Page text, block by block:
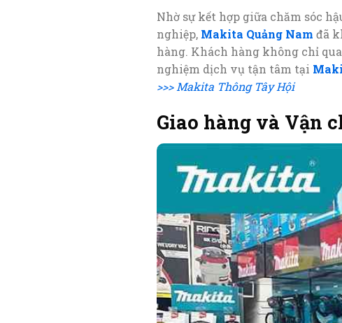
Nhờ sự kết hợp giữa chăm sóc
nghiệp, Makita Quảng Nam đã
hàng. Khách hàng không chỉ
nghiệm dịch vụ tận tâm tại
>>> Makita Thông Tây Hội
Giao hàng và Vận